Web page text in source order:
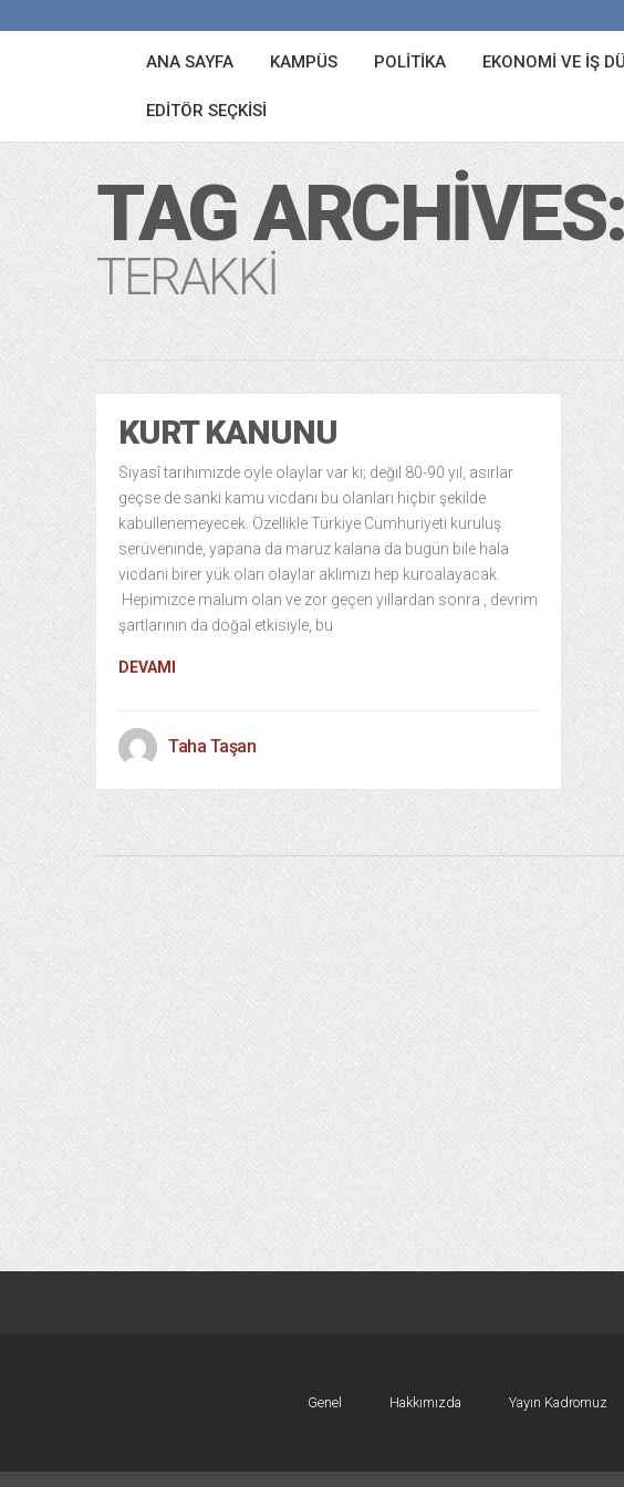
ANA SAYFA KAMPÜS POLITIKA EKONOMI VE İŞ
EDITÖR SEÇKISI
TAG ARCHIVES:
TERAKKI
KURT KANUNU
Siyasî tarihimizde öyle olaylar var ki; değil 80-90 yıl, asırlar
geçse de sanki kamu vicdanı bu olanları hiçbir şekilde
kabullenemeyecek. Özellikle Türkiye Cumhuriyeti kuruluş
serüveninde, yapana da maruz kalana da bugün bile hala
vicdani birer yük olan olaylar aklımızı hep kurcalayacak.
Hepimizce malum olan ve zor geçen yıllardan sonra , devrim
şartlarının da doğal etkisiyle, bu
DEVAMI
Taha Taşan
Genel Hakkımızda Yayın Kadromuz